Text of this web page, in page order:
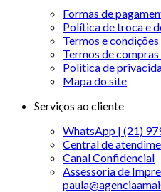
Formas de
Política de troca e
Termos e
Termos de
Politica de
Mapa do site
Serviços ao cliente
WhatsApp | (21)
Central de
Canal Confidencial
Assessoria de